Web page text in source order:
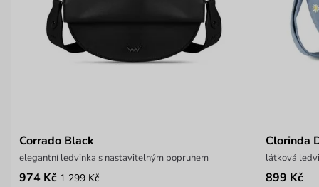
Corrado Black
elegantní ledvinka s nastavitelným popruhem
974 Kč 1 299 Kč
Clorinda
látková
899 Kč